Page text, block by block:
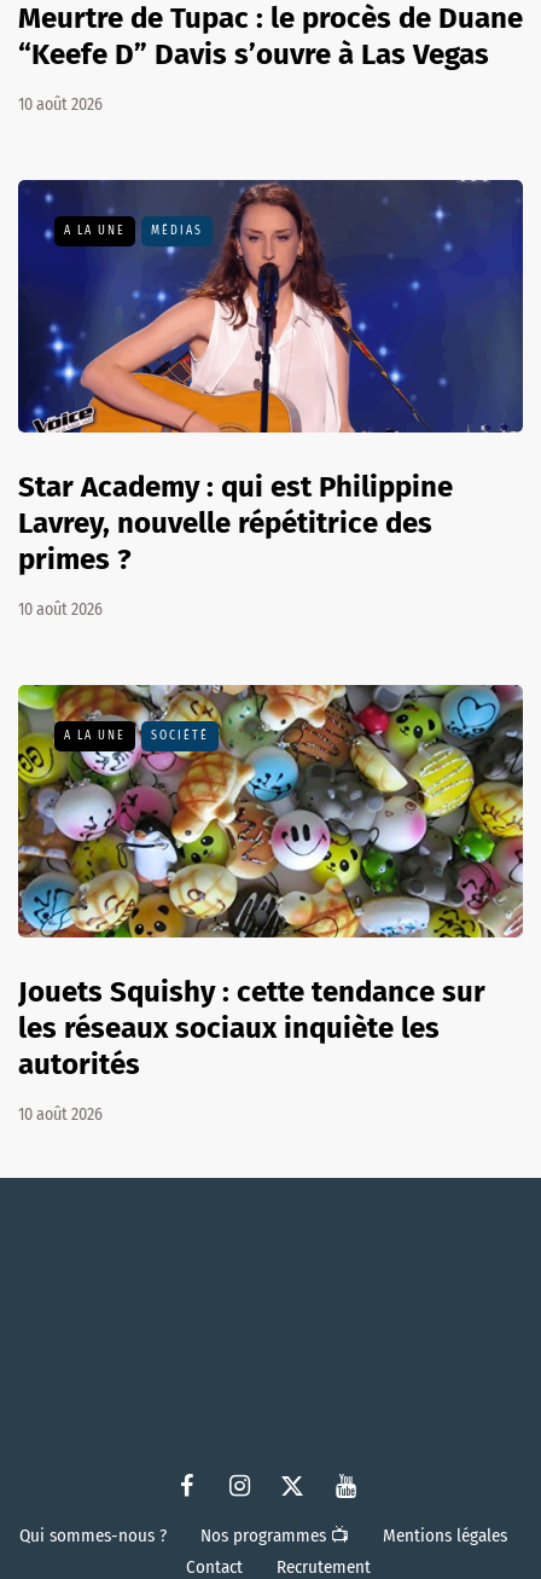
Meurtre de Tupac : le procès de Duane
“Keefe D” Davis s’ouvre à Las Vegas
10 août 2026
A LA UNE MÉDIAS
Star Academy : qui est Philippine
Lavrey, nouvelle répétitrice des
primes ?
10 août 2026
A LA UNE SOCIÉTÉ
Jouets Squishy : cette tendance sur
les réseaux sociaux inquiète les
autorités
10 août 2026
Qui sommes-nous ? Nos programmes 📺
Mentions légales
Contact
Recrutement